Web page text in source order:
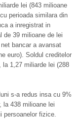
lei (843 milioane
perioada similara din
a inregistrat in
de 39 milioane de lei
bancar a avansat
euro). Soldul creditelor
1,27 miliarde lei (288
s-a redus insa cu 9%
la 438 milioane lei
persoanelor fizice.